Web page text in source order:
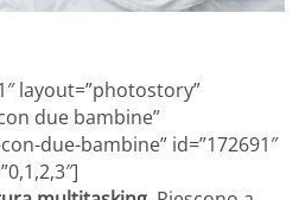
layout=”photostory”
due bambine”
due-bambine” id=”172691″